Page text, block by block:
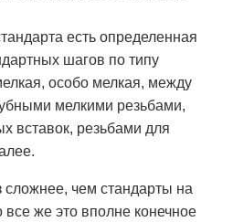
есть определенная
шагов по типу
особо мелкая, между
мелкими резьбами,
вставок, резьбами для
сложнее, чем стандарты на
все же это вполне конечное